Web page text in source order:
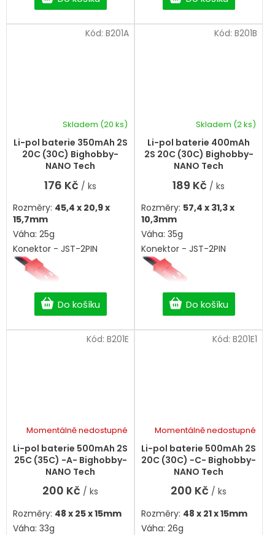
Li-pol baterie 350mAh 2S
20C (30C) Bighobby-
NANO Tech
Skladem (20 ks)
176 Kč / ks
Do košíku
Rozměry: 45,4 x 20,9 x
15,7mm
Váha: 25g
Konektor - JST-2PIN
Kód: B201A
Li-pol baterie 400mAh
2S 20C (30C) Bighobby-
NANO Tech
Skladem (2 ks)
189 Kč / ks
Do košíku
Rozměry: 57,4 x 31,3 x
10,3mm
Váha: 35g
Konektor - JST-2PIN
Kód: B201B
Li-pol baterie 500mAh 2S
25C (35C) -A- Bighobby-
NANO Tech
Momentálně nedostupné
200 Kč / ks
Rozměry: 48 x 25 x 15mm
Váha: 33g
Kód: B201E
Li-pol baterie 500mAh 2S
20C (30C) -C- Bighobby-
NANO Tech
Momentálně nedostupné
200 Kč / ks
Rozměry: 48 x 21 x 15mm
Váha: 26g
Kód: B201E1